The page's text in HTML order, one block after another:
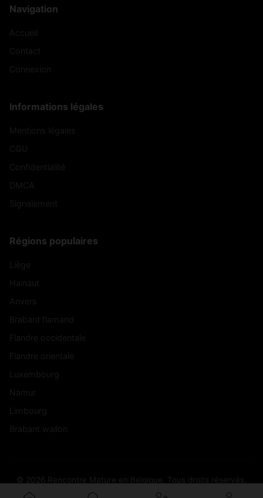
Navigation
Informations légales
Régions populaires
© 2026 Rencontre Mature en Belgique. Tous droits réservés.